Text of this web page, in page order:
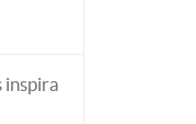
inspira